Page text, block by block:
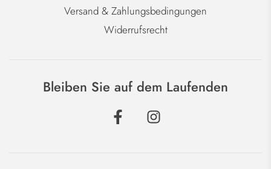
Versand & Zahlungsbedingungen
Widerrufsrecht
Bleiben Sie auf dem Laufenden